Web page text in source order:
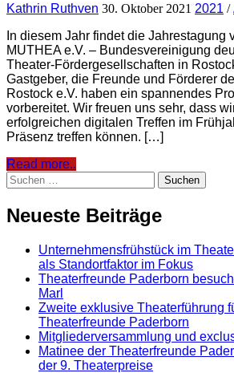
Kathrin Ruthven 30. Oktober 2021 2021 /
In diesem Jahr findet die Jahrestagung
MUTHEA e.V. – Bundesvereinigung
Theater-Fördergesellschaften in
Gastgeber, die Freunde und Förderer
Rostock e.V. haben ein spannendes
vorbereitet. Wir freuen uns sehr, dass
erfolgreichen digitalen Treffen im
Präsenz treffen können. […]
Read more..
Suchen
nach:
Neueste Beiträge
Unternehmensfrühstück im
als Standortfaktor im Fokus
Theaterfreunde Paderborn
Marl
Zweite exklusive Theaterführung
Theaterfreunde Paderborn
Mitgliederversammlung und
Matinee der Theaterfreunde
der 9. Theaterpreise